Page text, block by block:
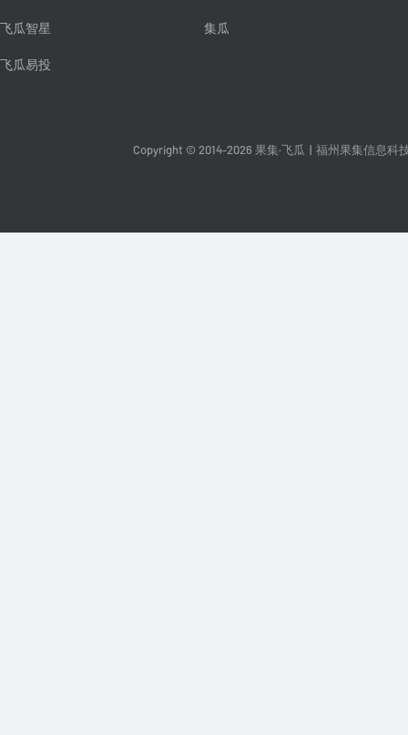
飞瓜智星
飞瓜易投
集瓜
Copyright © 2014-2026 果集·飞瓜 福州果集信息科